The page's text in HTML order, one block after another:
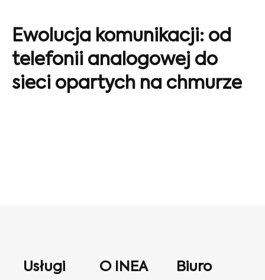
Ewolucja komunikacji: od
telefonii analogowej do
sieci opartych na chmurze
Usługi O INEA
Biuro